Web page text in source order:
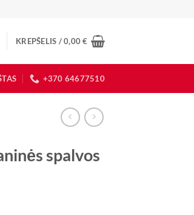
KREPŠELIS /0,00€
+370 64677510
spalvos